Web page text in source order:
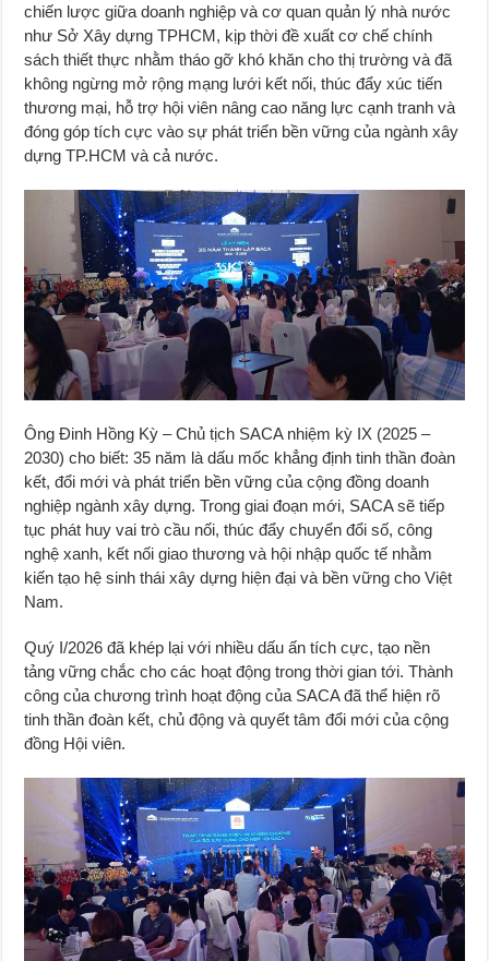
chiến lược giữa doanh nghiệp và cơ quan quản lý nhà nước
như Sở Xây dựng TPHCM, kịp thời đề xuất cơ chế chính
sách thiết thực nhằm tháo gỡ khó khăn cho thị trường và đã
không ngừng mở rộng mạng lưới kết nối, thúc đẩy xúc tiến
thương mại, hỗ trợ hội viên nâng cao năng lực cạnh tranh và
đóng góp tích cực vào sự phát triển bền vững của ngành xây
dựng TP.HCM và cả nước.
Ông Đinh Hồng Kỳ – Chủ tịch SACA nhiệm kỳ IX (2025 –
2030) cho biết: 35 năm là dấu mốc khẳng định tinh thần đoàn
kết, đổi mới và phát triển bền vững của cộng đồng doanh
nghiệp ngành xây dựng. Trong giai đoạn mới, SACA sẽ tiếp
tục phát huy vai trò cầu nối, thúc đẩy chuyển đổi số, công
nghệ xanh, kết nối giao thương và hội nhập quốc tế nhằm
kiến tạo hệ sinh thái xây dựng hiện đại và bền vững cho Việt
Nam.
Quý I/2026 đã khép lại với nhiều dấu ấn tích cực, tạo nền
tảng vững chắc cho các hoạt động trong thời gian tới. Thành
công của chương trình hoạt động của SACA đã thể hiện rõ
tinh thần đoàn kết, chủ động và quyết tâm đổi mới của cộng
đồng Hội viên.